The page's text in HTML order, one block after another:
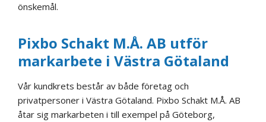
önskemål.
Pixbo Schakt M.Å. AB utför
markarbete i Västra Götaland
Vår kundkrets består av både företag och
privatpersoner i Västra Götaland. Pixbo Schakt M.Å. AB
åtar sig markarbeten i till exempel på Göteborg,